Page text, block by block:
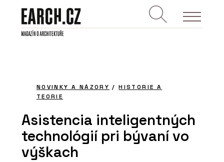
NOVINKY A NÁZORY /HISTORIE A
TEORIE
Asistencia inteligentných
technológií pri bývaní vo
výškach